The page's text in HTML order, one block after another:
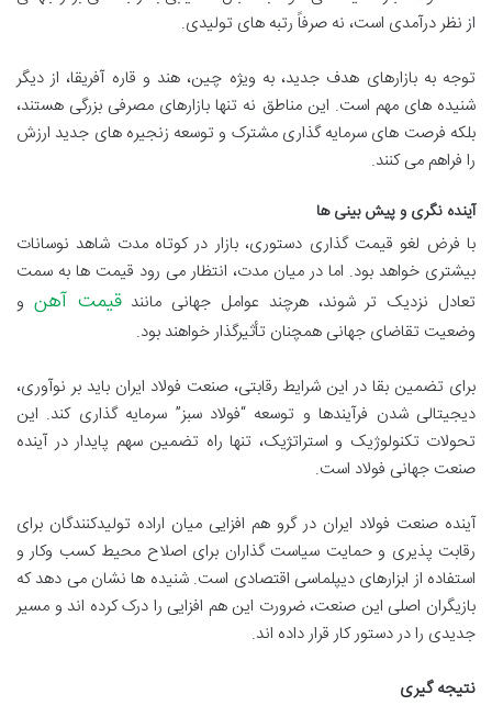
از نظر درآمدی است، نه صرفاً رتبه های تولیدی.
توجه به بازارهای هدف جدید، به ویژه چین، هند و قاره آفریقا، از دیگر
شنیده های مهم است. این مناطق نه تنها بازارهای مصرفی بزرگی هستند،
بلکه فرصت های سرمایه گذاری مشترک و توسعه زنجیره های جدید ارزش
را فراهم می کنند.
آینده نگری و پیش بینی ها
با فرض لغو قیمت گذاری دستوری، بازار در کوتاه مدت شاهد نوسانات
بیشتری خواهد بود. اما در میان مدت، انتظار می رود قیمت ها به سمت
تعادل نزدیک تر شوند، هرچند عوامل جهانی مانندقیمت آهن و
وضعیت تقاضای جهانی همچنان تأثیرگذار خواهند بود.
برای تضمین بقا در این شرایط رقابتی، صنعت فولاد ایران باید بر نوآوری،
دیجیتالی شدن فرآیندها و توسعه “فولاد سبز” سرمایه گذاری کند. این
تحولات تکنولوژیک و استراتژیک، تنها راه تضمین سهم پایدار در آینده
صنعت جهانی فولاد است.
آینده صنعت فولاد ایران در گرو هم افزایی میان اراده تولیدکنندگان برای
رقابت پذیری و حمایت سیاست گذاران برای اصلاح محیط کسب وکار و
استفاده از ابزارهای دیپلماسی اقتصادی است. شنیده ها نشان می دهد که
بازیگران اصلی این صنعت، ضرورت این هم افزایی را درک کرده اند و مسیر
جدیدی را در دستور کار قرار داده اند.
نتیجه گیری